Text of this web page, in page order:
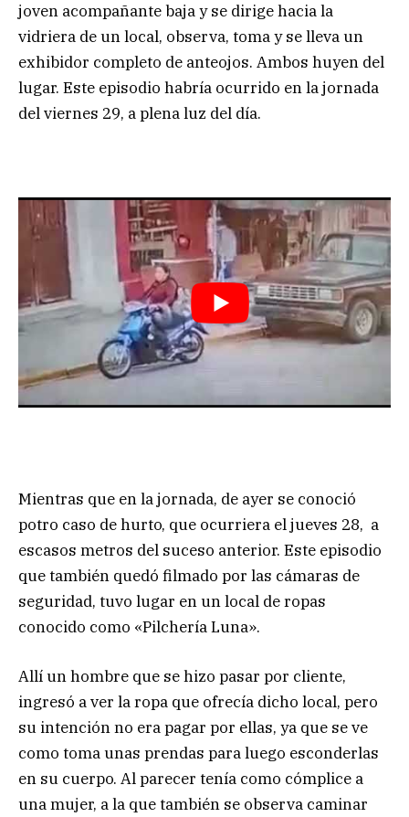
joven acompañante baja y se dirige hacia la
vidriera de un local, observa, toma y se lleva un
exhibidor completo de anteojos. Ambos huyen del
lugar. Este episodio habría ocurrido en la jornada
del viernes 29, a plena luz del día.
Mientras que en la jornada, de ayer se conoció
potro caso de hurto, que ocurriera el jueves 28, a
escasos metros del suceso anterior. Este episodio
que también quedó filmado por las cámaras de
seguridad, tuvo lugar en un local de ropas
conocido como «Pilchería Luna».
Allí un hombre que se hizo pasar por cliente,
ingresó a ver la ropa que ofrecía dicho local, pero
su intención no era pagar por ellas, ya que se ve
como toma unas prendas para luego esconderlas
en su cuerpo. Al parecer tenía como cómplice a
una mujer, a la que también se observa caminar